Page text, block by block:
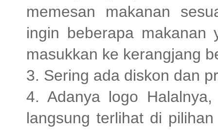
memesan makanan
ingin beberapa
masukkan ke kerangjang
3. Sering ada diskon dan
4. Adanya logo
langsung terlihat di